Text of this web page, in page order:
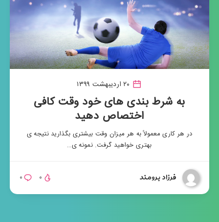
به شرط بندی های خود وقت کافی
اختصاص دهید
در هر کاری معمولاً به هر میزان وقت بیشتری بگذارید نتیجه ی
بهتری خواهید گرفت. نمونه ی…
فرزاد برومند ۰ ۰